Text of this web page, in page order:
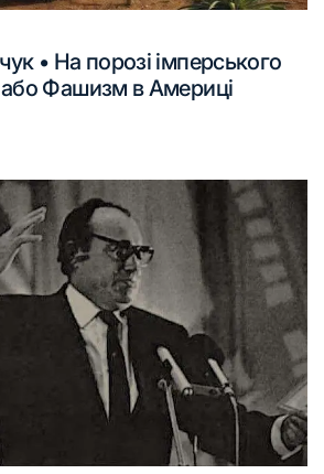
• На порозі імперського
Фашизм в Америці